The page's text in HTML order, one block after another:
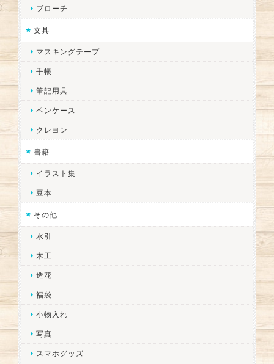
ブローチ
文具
マスキングテープ
手帳
筆記用具
ペンケース
クレヨン
書籍
イラスト集
豆本
その他
水引
木工
造花
福袋
小物入れ
写真
スマホグッズ